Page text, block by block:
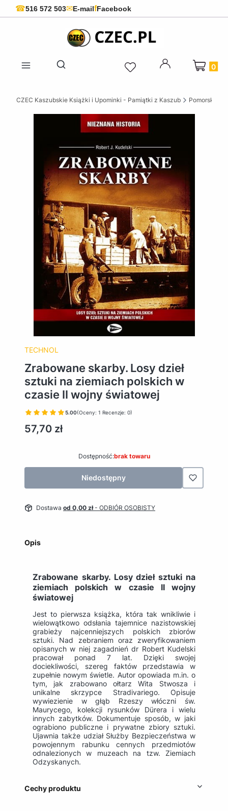
☎516 572 503✉E-mailfFacebook
Otwórz wyszukiwarkę
Produkty
CZEC Kaszubskie Książki i Upominki - Pamiątki z Kaszub Pomorskie
TECHNOL
Zrabowane skarby. Losy dzieł
sztuki na ziemiach polskich w
czasie II wojny światowej
5.00(Oceny: 1 Recenzje: 0)
Cena
57,70 zł
Dostępność:brak towaru
Niedostępny
Dostawa od 0,00 zł- ODBIÓR OSOBISTY
Opis
Zrabowane skarby. Losy dzieł sztuki na
ziemiach polskich w czasie II wojny
światowej
Jest to pierwsza książka, która tak wnikliwie i
wielowątkowo odsłania tajemnice nazistowskiej
grabieży najcenniejszych polskich zbiorów
sztuki. Nad zebraniem oraz zweryfikowaniem
opisanych w niej zagadnień dr Robert Kudelski
pracował ponad 7 lat. Dzięki swojej
dociekliwości, szereg faktów przedstawia w
zupełnie nowym świetle. Autor opowiada m.in. o
tym, jak zrabowano ołtarz Wita Stwosza i
unikalne skrzypce Stradivariego. Opisuje
wywiezienie w głąb Rzeszy włóczni św.
Maurycego, kolekcji rysunków Dürera i wielu
innych zabytków. Dokumentuje sposób, w jaki
ograbiono publiczne i prywatne zbiory sztuki.
Ujawnia także udział Służby Bezpieczeństwa w
powojennym rabunku cennych przedmiotów
odnalezionych w muzeach na tzw. Ziemiach
Odzyskanych.
Cechy produktu